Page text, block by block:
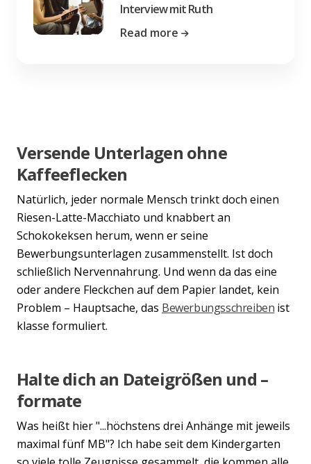
Interview mit Ruth
Read more
Versende Unterlagen ohne
Kaffeeflecken
Natürlich, jeder normale Mensch trinkt doch einen
Riesen-Latte-Macchiato und knabbert an
Schokokeksen herum, wenn er seine
Bewerbungsunterlagen zusammenstellt. Ist doch
schließlich Nervennahrung. Und wenn da das eine
oder andere Fleckchen auf dem Papier landet, kein
Problem – Hauptsache, das Bewerbungsschreiben ist
klasse formuliert.
Halte dich an Dateigrößen und –
formate
Was heißt hier "...höchstens drei Anhänge mit jeweils
maximal fünf MB"? Ich habe seit dem Kindergarten